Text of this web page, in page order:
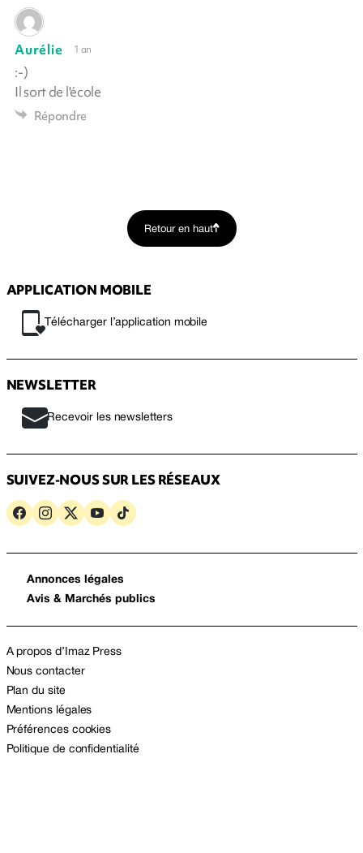
Aurélie 1 an
:-)
Il sort de l'école
Répondre
Retour en haut
APPLICATION MOBILE
Télécharger l’application mobile
NEWSLETTER
Recevoir les newsletters
SUIVEZ-NOUS SUR LES RÉSEAUX
Annonces légales
Avis & Marchés publics
A propos d’Imaz Press
Nous contacter
Plan du site
Mentions légales
Préférences cookies
Politique de confidentialité